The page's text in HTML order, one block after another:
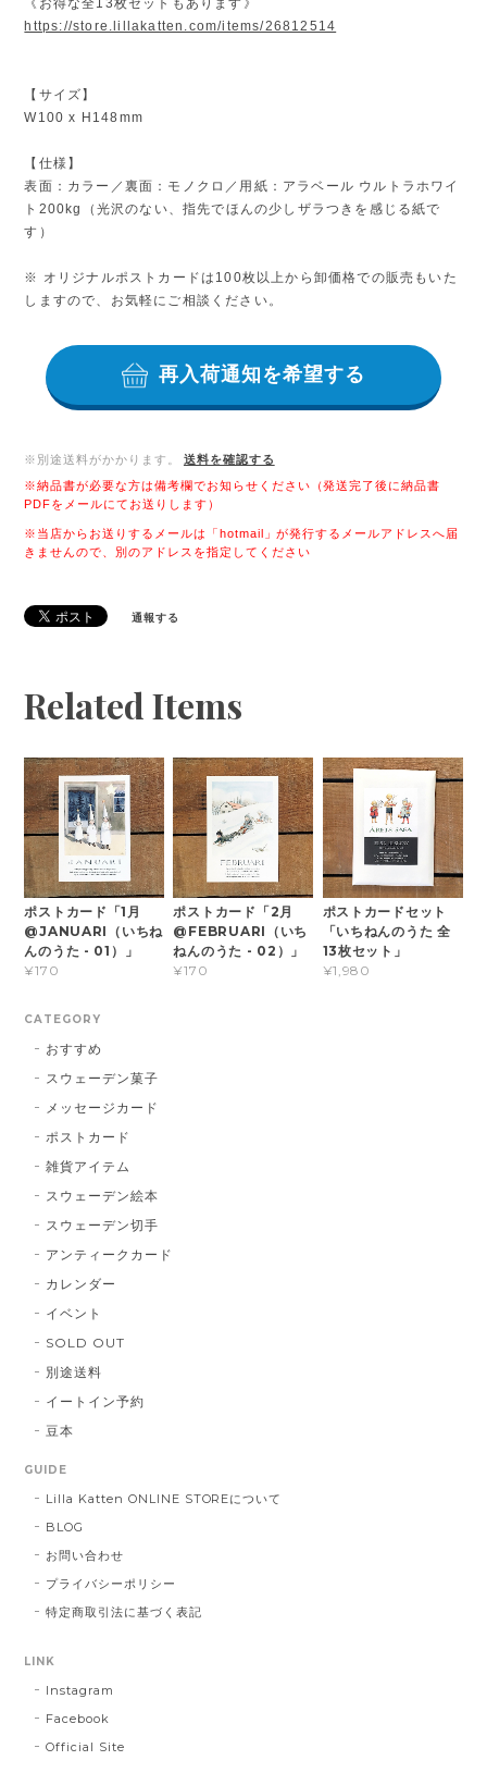
《お得な全13枚セットもあります》
https://store.lillakatten.com/items/26812514
【サイズ】
W100 x H148mm
【仕様】
表面：カラー／裏面：モノクロ／用紙：アラベール ウルトラホワイ
ト200kg（光沢のない、指先でほんの少しザラつきを感じる紙で
す）
※ オリジナルポストカードは100枚以上から卸価格での販売もいた
しますので、お気軽にご相談ください。
再入荷通知を希望する
※別途送料がかかります。
送料を確認する
※納品書が必要な方は備考欄でお知らせください（発送完了後に納品書
PDFをメールにてお送りします）
※当店からお送りするメールは「hotmail」が発行するメールアドレスへ届
きませんので、別のアドレスを指定してください
通報する
Related Items
ポストカード「1月
@JANUARI（いちね
んのうた - 01）」
¥170
ポストカード「2月
@FEBRUARI（いち
ねんのうた - 02）」
¥170
ポストカードセット
「いちねんのうた 全
13枚セット」
¥1,980
CATEGORY
おすすめ
スウェーデン菓子
メッセージカード
ポストカード
雑貨アイテム
スウェーデン絵本
スウェーデン切手
アンティークカード
カレンダー
イベント
SOLD OUT
別途送料
イートイン予約
豆本
GUIDE
Lilla Katten ONLINE STOREについて
BLOG
お問い合わせ
プライバシーポリシー
特定商取引法に基づく表記
LINK
Instagram
Facebook
Official Site